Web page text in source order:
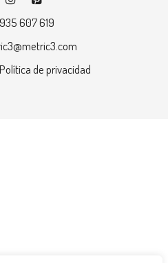
935 607 619
de privacidad